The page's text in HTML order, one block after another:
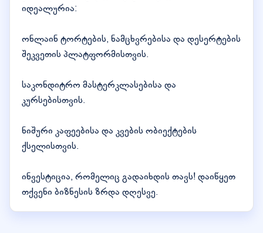
იდეალურია:
ონლაინ ტორტების, ნამცხვრებისა და დესერტების
შეკვეთის პლატფორმისთვის.
საკონდიტრო მასტერკლასებისა და
კურსებისთვის.
ნიშური კაფეებისა და კვების ობიექტების
ქსელისთვის.
ინვესტიცია, რომელიც გადაიხდის თავს! დაიწყეთ
თქვენი ბიზნესის ზრდა დღესვე.